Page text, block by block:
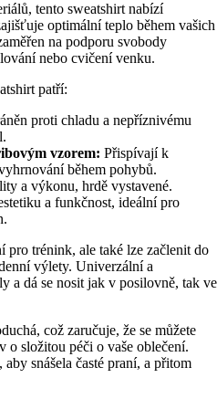
tento sweatshirt nabízí
optimální teplo během vašich
na podporu svobody
nebo cvičení venku.
patří:
proti chladu a nepříznivému
vzorem: Přispívají k
během pohybů.
a výkonu, hrdě vystavené.
a funkčnost, ideální pro
pro trénink, ale také lze začlenit do
výlety. Univerzální a
a dá se nosit jak v posilovně, tak ve
což zaručuje, že se můžete
o složitou péči o vaše oblečení.
snášela časté praní, a přitom